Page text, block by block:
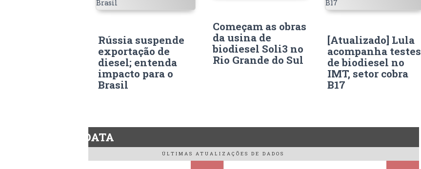
Rússia suspende
exportação de
diesel; entenda
impacto para o
Brasil
Começam as obras
da usina de
biodiesel Soli3 no
Rio Grande do Sul
[Atualizado] Lula
acompanha testes
de biodiesel no
IMT, setor cobra
B17
BiodieselDATA
ÚLTIMAS ATUALIZAÇÕES DE DADOS